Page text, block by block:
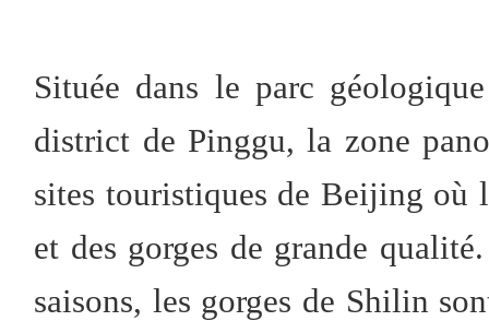
Située dans le parc
district de Pinggu, la zone
sites touristiques de Beijing où
et des gorges de grande
saisons, les gorges de Shilin